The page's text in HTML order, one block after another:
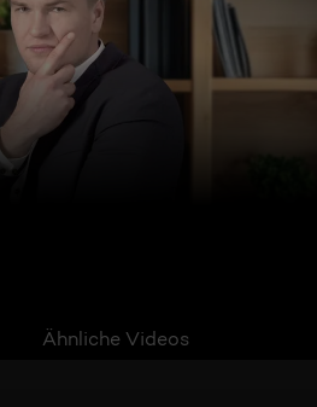
Ähnliche Videos